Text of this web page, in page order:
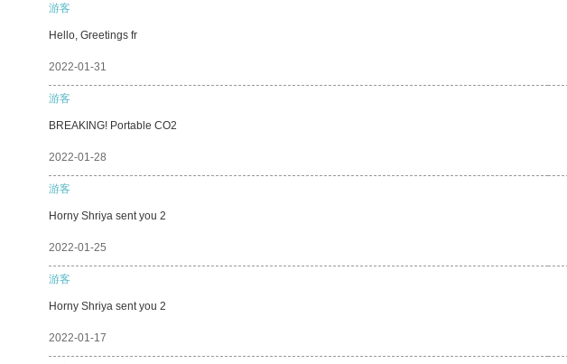
游客
Hello, Greetings fr
2022-01-31
游客
BREAKING! Portable CO2
2022-01-28
游客
Horny Shriya sent you 2
2022-01-25
游客
Horny Shriya sent you 2
2022-01-17